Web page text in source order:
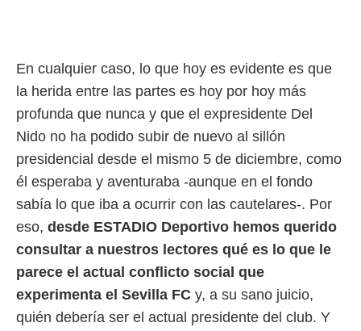
mediante
publicidad
publicidad
de
1199
En cualquier caso, lo que hoy es evidente es que
la herida entre las partes es hoy por hoy más
profunda que nunca y que el expresidente Del
Nido no ha podido subir de nuevo al sillón
presidencial desde el mismo 5 de diciembre, como
él esperaba y aventuraba -aunque en el fondo
sabía lo que iba a ocurrir con las cautelares-. Por
eso, desde ESTADIO Deportivo hemos querido
consultar a nuestros lectores qué es lo que le
parece el actual conflicto social que
experimenta el Sevilla FC y, a su sano juicio,
quién debería ser el actual presidente del club. Y